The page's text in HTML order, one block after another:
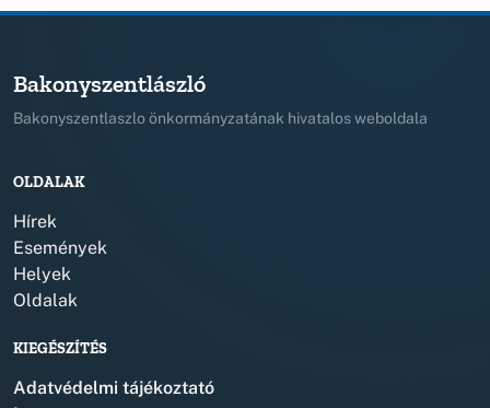
Bakonyszentlászló
Bakonyszentlaszlo önkormányzatának hivatalos weboldala
OLDALAK
Hírek
Események
Helyek
Oldalak
KIEGÉSZÍTÉS
Adatvédelmi tájékoztató